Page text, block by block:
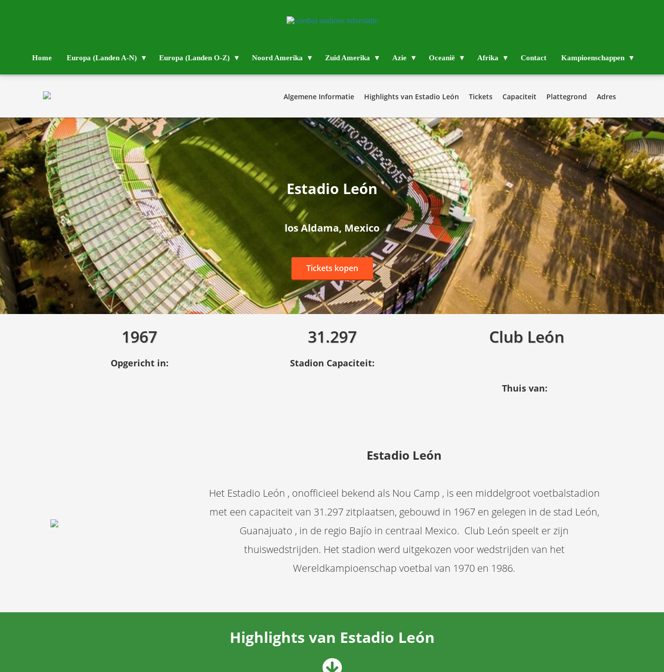
Home Europa (Landen A-N) Europa (Landen O-Z) Noord Amerika Zuid Amerika Azie Oceanië Afrika Contact Kampioenschappen
Algemene Informatie Highlights van Estadio León Tickets Capaciteit Plattegrond Adres
Estadio León
los Aldama, Mexico
Tickets kopen
1967
Opgericht in:
31.297
Stadion Capaciteit:
Club León
Thuis van:
Estadio León
Het Estadio León , onofficieel bekend als Nou Camp , is een middelgroot voetbalstadion
met een capaciteit van 31.297 zitplaatsen, gebouwd in 1967 en gelegen in de stad León,
Guanajuato , in de regio Bajío in centraal Mexico. Club León speelt er zijn
thuiswedstrijden. Het stadion werd uitgekozen voor wedstrijden van het
Wereldkampioenschap voetbal van 1970 en 1986.
Highlights van Estadio León